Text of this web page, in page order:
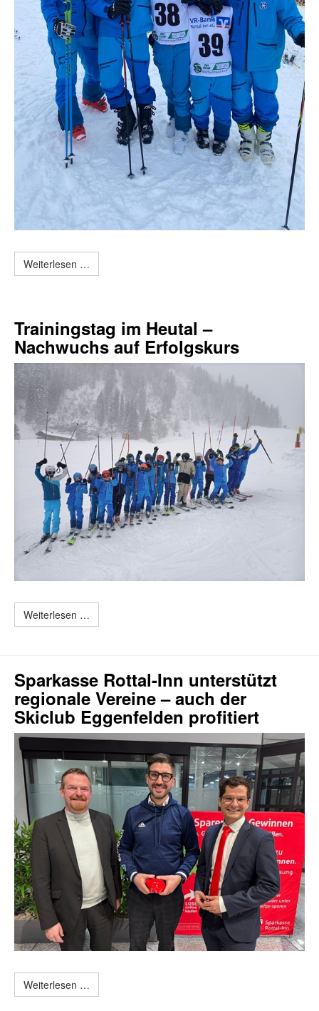
Weiterlesen …
Trainingstag im Heutal –
Nachwuchs auf Erfolgskurs
Weiterlesen …
Sparkasse Rottal-Inn unterstützt
regionale Vereine – auch der
Skiclub Eggenfelden profitiert
Weiterlesen …